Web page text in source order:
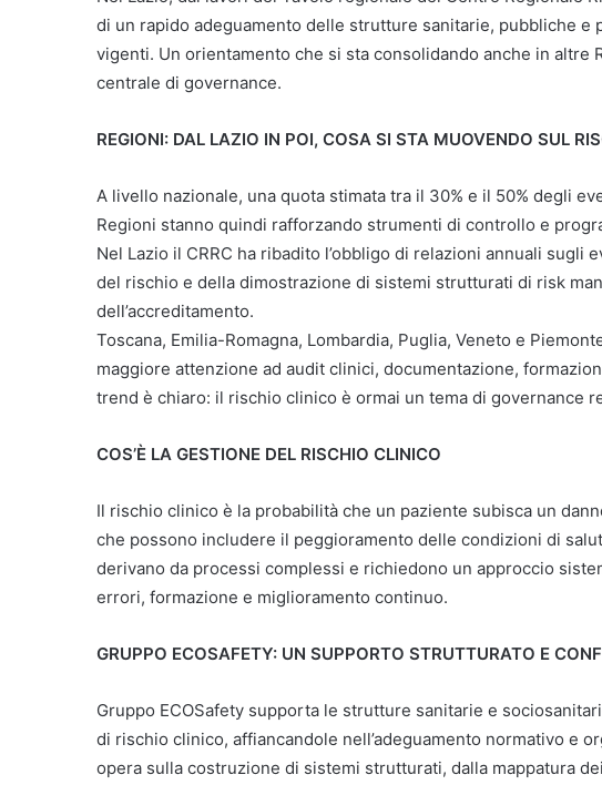
di un rapido adeguamento delle strutture sanitarie, pubbliche e
vigenti. Un orientamento che si sta consolidando anche in
centrale di governance.
REGIONI: DAL LAZIO IN POI, COSA SI STA MUOVENDO SUL
A livello nazionale, una quota stimata tra il 30% e il 50% degli
Regioni stanno quindi rafforzando strumenti di controllo e
Nel Lazio il CRRC ha ribadito l’obbligo di relazioni annuali sugli
del rischio e della dimostrazione di sistemi strutturati di risk
dell’accreditamento.
Toscana, Emilia-Romagna, Lombardia, Puglia, Veneto e
maggiore attenzione ad audit clinici, documentazione,
trend è chiaro: il rischio clinico è ormai un tema di governance
COS’È LA GESTIONE DEL RISCHIO CLINICO
Il rischio clinico è la probabilità che un paziente subisca un
che possono includere il peggioramento delle condizioni di
derivano da processi complessi e richiedono un approccio
errori, formazione e miglioramento continuo.
GRUPPO ECOSAFETY: UN SUPPORTO STRUTTURATO E
Gruppo ECOSafety supporta le strutture sanitarie e
di rischio clinico, affiancandole nell’adeguamento normativo e
opera sulla costruzione di sistemi strutturati, dalla mappatura